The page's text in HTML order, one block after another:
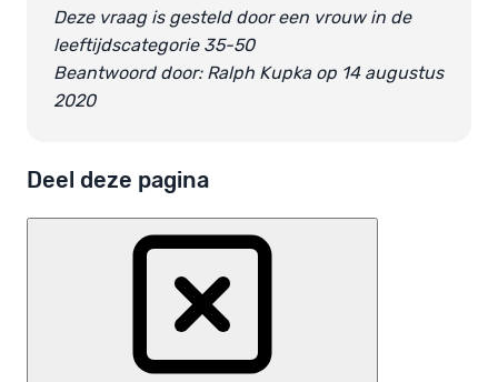
Deze vraag is gesteld door een vrouw in de
leeftijdscategorie 35-50
Beantwoord door: Ralph Kupka op 14 augustus
2020
Deel deze pagina